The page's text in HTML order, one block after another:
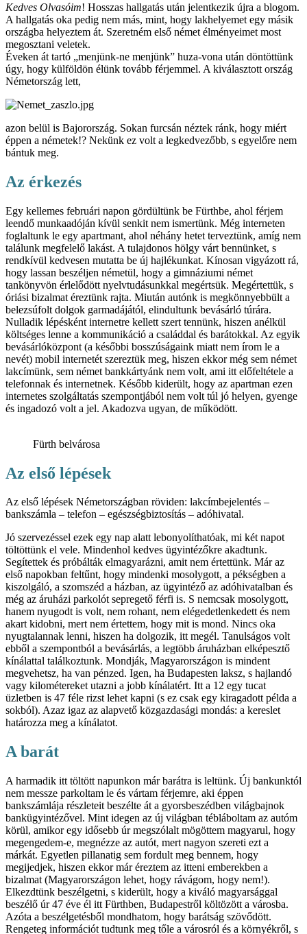
Kedves Olvasóim! Hosszas hallgatás után jelentkezik újra a blogom.
A hallgatás oka pedig nem más, mint, hogy lakhelyemet egy másik
országba helyeztem át. Szeretném első német élményeimet most
megosztani veletek.
Éveken át tartó „menjünk-ne menjünk” huza-vona után döntöttünk
úgy, hogy külföldön élünk tovább férjemmel. A kiválasztott ország
Németország lett,
azon belül is Bajorország. Sokan furcsán néztek ránk, hogy miért
éppen a németek!? Nekünk ez volt a legkedvezőbb, s egyelőre nem
bántuk meg.
Az érkezés
Egy kellemes februári napon gördültünk be Fürthbe, ahol férjem
leendő munkaadóján kívül senkit nem ismertünk. Még interneten
foglaltunk le egy apartmant, ahol néhány hetet terveztünk, amíg nem
találunk megfelelő lakást. A tulajdonos hölgy várt bennünket, s
rendkívül kedvesen mutatta be új hajlékunkat. Kínosan vigyázott rá,
hogy lassan beszéljen németül, hogy a gimnáziumi német
tankönyvön érlelődött nyelvtudásunkkal megértsük. Megértettük, s
óriási bizalmat éreztünk rajta. Miután autónk is megkönnyebbült a
belezsúfolt dolgok garmadájától, elindultunk bevásárló túrára.
Nulladik lépésként internetre kellett szert tennünk, hiszen anélkül
költséges lenne a kommunikáció a családdal és barátokkal. Az egyik
bevásárlóközpont (a későbbi bosszúságaink miatt nem írom le a
nevét) mobil internetét szereztük meg, hiszen ekkor még sem német
lakcímünk, sem német bankkártyánk nem volt, ami itt előfeltétele a
telefonnak és internetnek. Később kiderült, hogy az apartman ezen
internetes szolgáltatás szempontjából nem volt túl jó helyen, gyenge
és ingadozó volt a jel. Akadozva ugyan, de működött.
Fürth belvárosa
Az első lépések
Az első lépések Németországban röviden: lakcímbejelentés –
bankszámla – telefon – egészségbiztosítás – adóhivatal.
Jó szervezéssel ezek egy nap alatt lebonyolíthatóak, mi két napot
töltöttünk el vele. Mindenhol kedves ügyintézőkre akadtunk.
Segítettek és próbálták elmagyarázni, amit nem értettünk. Már az
első napokban feltűnt, hogy mindenki mosolygott, a pékségben a
kiszolgáló, a szomszéd a házban, az ügyintéző az adóhivatalban és
még az áruházi parkolót sepregető férfi is. S nemcsak mosolygott,
hanem nyugodt is volt, nem rohant, nem elégedetlenkedett és nem
akart kidobni, mert nem értettem, hogy mit is mond. Nincs oka
nyugtalannak lenni, hiszen ha dolgozik, itt megél. Tanulságos volt
ebből a szempontból a bevásárlás, a legtöbb áruházban elképesztő
kínálattal találkoztunk. Mondják, Magyarországon is mindent
megvehetsz, ha van pénzed. Igen, ha Budapesten laksz, s hajlandó
vagy kilométereket utazni a jobb kínálatért. Itt a 12 egy tucat
üzletben is 47 féle rizst lehet kapni (s ez csak egy kiragadott példa a
sokból). Azaz igaz az alapvető közgazdasági mondás: a kereslet
határozza meg a kínálatot.
A barát
A harmadik itt töltött napunkon már barátra is leltünk. Új bankunktól
nem messze parkoltam le és vártam férjemre, aki éppen
bankszámlája részleteit beszélte át a gyorsbeszédben világbajnok
bankügyintézővel. Mint idegen az új világban tébláboltam az autóm
körül, amikor egy idősebb úr megszólalt mögöttem magyarul, hogy
megengedem-e, megnézze az autót, mert nagyon szereti ezt a
márkát. Egyetlen pillanatig sem fordult meg bennem, hogy
megijedjek, hiszen ekkor már éreztem az itteni emberekben a
bizalmat (Magyarországon lehet, hogy rávágom, hogy nem!).
Elkezdtünk beszélgetni, s kiderült, hogy a kiváló magyarsággal
beszélő úr 47 éve él itt Fürthben, Budapestről költözött a városba.
Azóta a beszélgetésből mondhatom, hogy barátság szövődött.
Rengeteg információt tudtunk meg tőle a városról és a környékről, s